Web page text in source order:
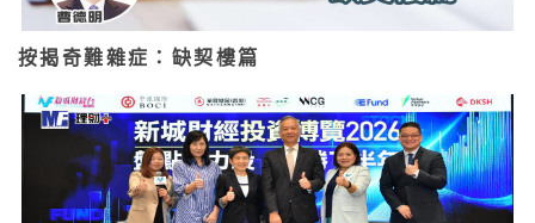
按揭奇難雜症：缺契樓篇